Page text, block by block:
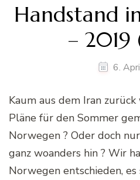
Handstand
– 2019
6.
Kaum aus dem Iran
Pläne für den Sommer
Norwegen ? Oder doch
ganz woanders hin ? Wir
Norwegen entschieden,